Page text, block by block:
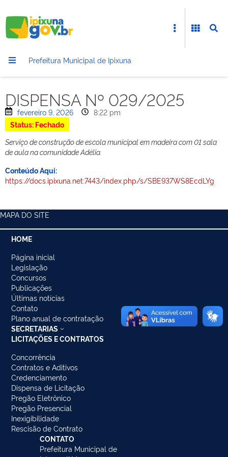
Prefeitura Municipal de Ipixuna
DISPENSA Nº 029/2025
fevereiro 9, 2026
8:22 pm
Status: Fechado
Serviço de construção de escola municipal em madeira com 01 sala
de aula na comunidade Adélia.
Conteúdo Aqui:
https://docs.ipixuna.net:7443/index.php/s/SBE937WS8EcdLYg
MAPA DO SITE
HOME
Página inicial
Legislação
Concursos
Publicações
Últimas notícias
Contato
Plano anual de contratação
SECRETARIAS
LICITAÇÕES E CONTRATOS
Concorrência
Contratos e Aditivos
Credenciamento
Dispensa de Licitação
Pregão Eletrônico
Pregão Presencial
Inexigibilidade
Rescisão de Contrato
CONTATO
Prefeitura Municipal de